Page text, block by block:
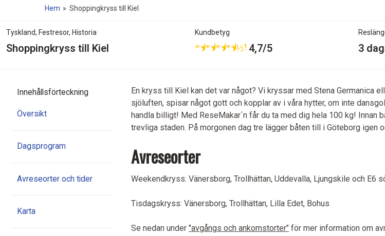
Hem » Shoppingkryss till Kiel
Tyskland, Festresor, Historia
Shoppingkryss till Kiel
Kundbetyg
★★★★ ½4,7/5 3
Innehållsförteckning
Översikt
Dagsprogram
Avreseorter och tider
Karta
En kryss till Kiel kan det var något? Vi kryssar med Stena Germanica
sjöluften, spisar något gott och kopplar av i våra hytter, om inte
handla billigt! Med ReseMakar´n får du ta med dig hela 100 kg! Innan
trevliga staden. På morgonen dag tre lägger båten till i Göteborg igen
Avreseorter
Weekendkryss: Vänersborg, Trollhättan, Uddevalla, Ljungskile och E6
Tisdagskryss: Vänersborg, Trollhättan, Lilla Edet, Bohus
Se nedan under "avgångs och ankomstorter" för mer information om